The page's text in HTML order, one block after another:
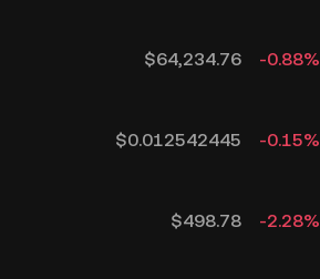
$64,234.76 -0.88%
$0.012542445 -0.15%
$498.78 -2.28%